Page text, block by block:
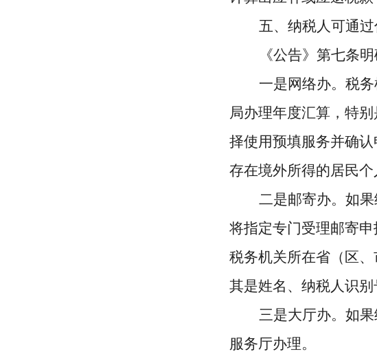
五、纳税人可通
《公告》第七条
一是网络办。税
局办理年度汇算，特
择使用预填服务并确
存在境外所得的居民
二是邮寄办。如
将指定专门受理邮寄
税务机关所在省（区
其是姓名、纳税人识
三是大厅办。如
服务厅办理。